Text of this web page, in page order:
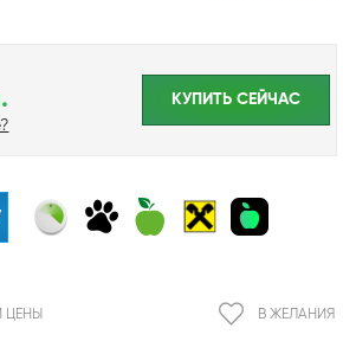
КУПИТЬ CЕЙЧАС
В ЖЕЛАНИЯ
ЦЕНЫ